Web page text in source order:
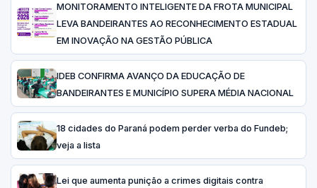
MONITORAMENTO INTELIGENTE DA FROTA MUNICIPAL
LEVA BANDEIRANTES AO RECONHECIMENTO ESTADUAL
EM INOVAÇÃO NA GESTÃO PÚBLICA
IDEB CONFIRMA AVANÇO DA EDUCAÇÃO DE
BANDEIRANTES E MUNICÍPIO SUPERA MÉDIA NACIONAL
18 cidades do Paraná podem perder verba do Fundeb;
veja a lista
Lei que aumenta punição a crimes digitais contra